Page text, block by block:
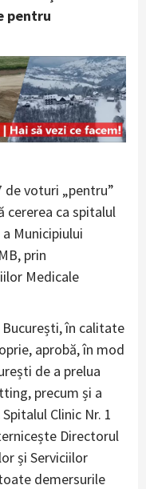
pentru
voturi „pentru”
cererea ca spitalul
Municipiului
prin
Medicale
București, în calitate
aprobă, în mod
de a prelua
precum și a
Clinic Nr. 1
Directorul
și Serviciilor
demersurile